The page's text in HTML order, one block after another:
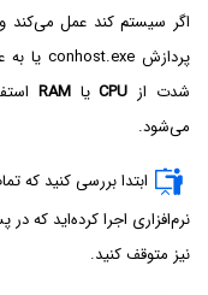
اگر سیستم کند عمل می‌کند
شدت از CPUیاRAM
می‌شود.
نیز متوقف کنید.